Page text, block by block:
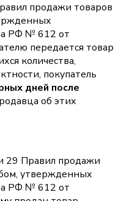
продажи товаров
РФ № 612 от
передается товар
количества,
покупатель
дней после
об этих
29 Правил продажи
утвержденных
РФ № 612 от